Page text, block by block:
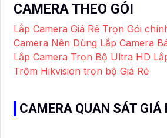
CAMERA THEO GÓI
Lắp Camera Giá Rẻ Trọn Gói
Camera Nên Dùng Lắp Camera
Lắp Camera Trọn Bộ Ultra HD
Trộm Hikvision trọn bộ Giá Rẻ
CAMERA QUAN SÁT GIÁ